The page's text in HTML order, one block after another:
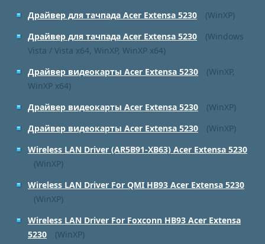
Драйвер для тачпада Acer Extensa 5230
(WinXP)
Драйвер для тачпада Acer Extensa 5230
(Windows
Vista / Vista x64, WinXP, WinXP x64)
Драйвер видеокарты Acer Extensa 5230
(WinXP,
WinXP x64)
Драйвер видеокарты Acer Extensa 5230
(WinXP)
Драйвер видеокарты Acer Extensa 5230
(WinXP)
Wireless LAN Driver (AR5B91-XB63) Acer Extensa 5230
(WinXP)
Wireless LAN Driver For QMI HB93 Acer Extensa 5230
(WinXP)
Wireless LAN Driver For Foxconn HB93 Acer Extensa
5230
(WinXP)